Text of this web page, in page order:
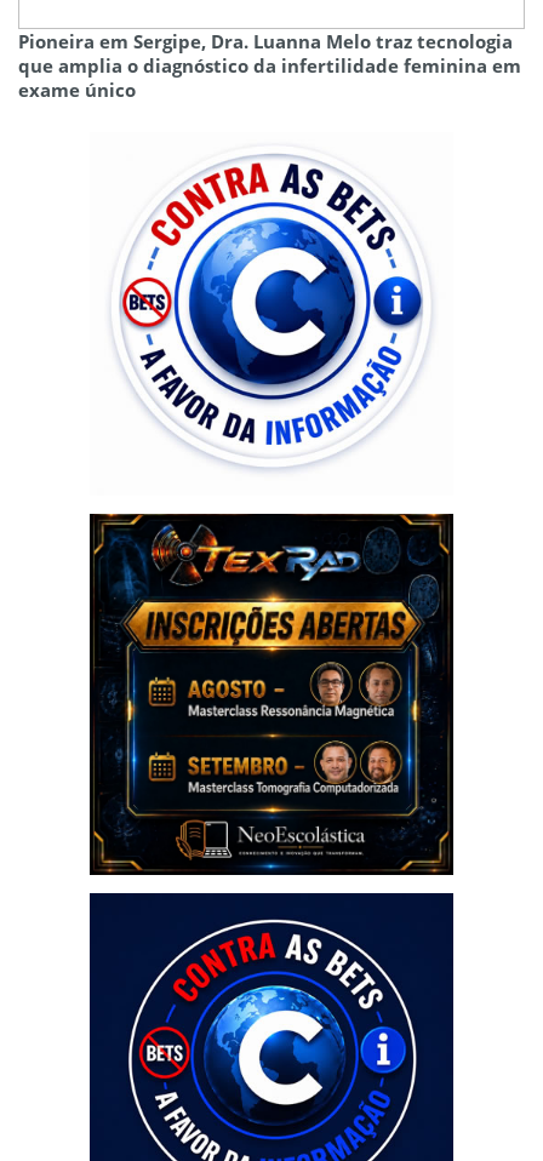
Pioneira em Sergipe, Dra. Luanna Melo traz tecnologia
que amplia o diagnóstico da infertilidade feminina em
exame único